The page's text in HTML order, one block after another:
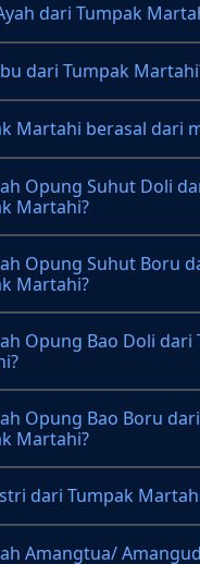
dari Tumpak
dari Tumpak
Martahi berasal dari
Opung Suhut Doli
Martahi?
Opung Suhut Boru
Martahi?
Opung Bao Doli dari
Opung Bao Boru dari
Martahi?
dari Tumpak
Amangtua/